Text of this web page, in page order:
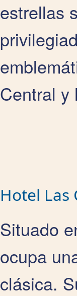
estrellas
Central y
Hotel Las
Situado
ocupa
clásica.